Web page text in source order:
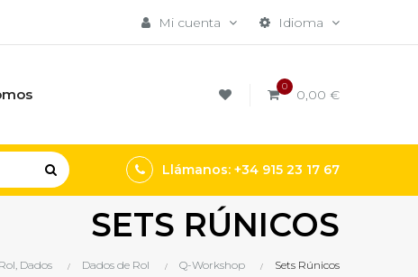
Idioma
Mi cuenta
0 0,00 €
Llámanos: +34 915 23 17 67
SETS RÚNICOS
Dados Dados de Rol Q-Workshop Sets Rúnicos